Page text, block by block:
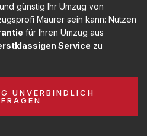
günstig Ihr Umzug von
Maurer sein kann: Nutzen
für Ihren Umzug aus
Service zu
UNVERBINDLICH